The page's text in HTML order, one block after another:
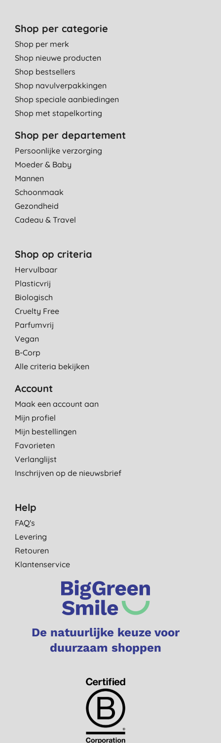
Shop per categorie
Shop per merk
Shop nieuwe producten
Shop bestsellers
Shop navulverpakkingen
Shop speciale aanbiedingen
Shop met stapelkorting
Shop per departement
Persoonlijke verzorging
Moeder & Baby
Mannen
Schoonmaak
Gezondheid
Cadeau & Travel
Shop op criteria
Hervulbaar
Plasticvrij
Biologisch
Cruelty Free
Parfumvrij
Vegan
B-Corp
Alle criteria bekijken
Account
Maak een account aan
Mijn profiel
Mijn bestellingen
Favorieten
Verlanglijst
Inschrijven op de nieuwsbrief
Help
FAQ's
Levering
Retouren
Klantenservice
De natuurlijke keuze voor
duurzaam shoppen